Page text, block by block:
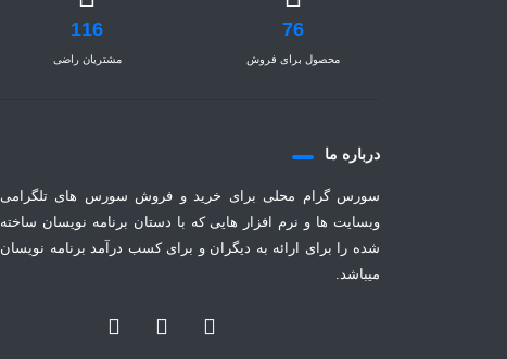
76
محصول برای فروش
116
مشتریان راضی
درباره ما
سورس گرام محلی برای خرید و فروش سورس های تلگرامی
وبسایت ها و نرم افزار هایی که با دستان برنامه نویسان ساخته
شده را برای ارائه به دیگران و برای کسب درآمد برنامه نویسان
میباشد.